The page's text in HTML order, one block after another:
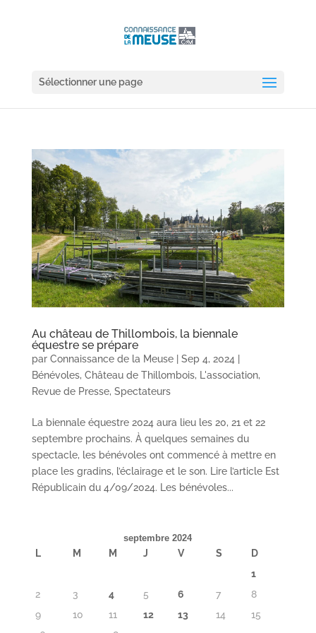
Sélectionner une page
Au château de Thillombois, la biennale
équestre se prépare
par Connaissance de la Meuse| Sep 4, 2024
Bénévoles, Château de Thillombois, L'association,
Revue de Presse, Spectateurs
La biennale équestre 2024 aura lieu les 20, 21 et 22
septembre prochains. À quelques semaines du
spectacle, les bénévoles ont commencé à mettre en
place les gradins, l’éclairage et le son. Lire l’article Est
Républicain du 4/09/2024. Les bénévoles...
septembre 2024
L M M J V S
D
1
2
3 4 5 6 7
8
9
10 11 12 13 14
15